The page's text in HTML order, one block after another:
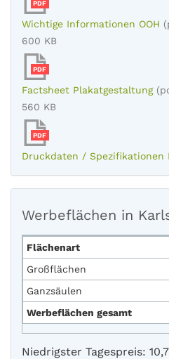
PDF
Wichtige Informationen OOH
600 KB
PDF
Factsheet Plakatgestaltung
560 KB
PDF
Druckdaten / Spezifikationen
Werbeflächen in
Flächenart
Großflächen
Ganzsäulen
Werbeflächen gesamt
Niedrigster Tagespreis: